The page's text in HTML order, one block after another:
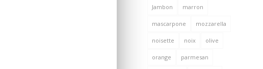
Jambon marron
mascarpone mozzarella
noisette noix olive
orange parmesan